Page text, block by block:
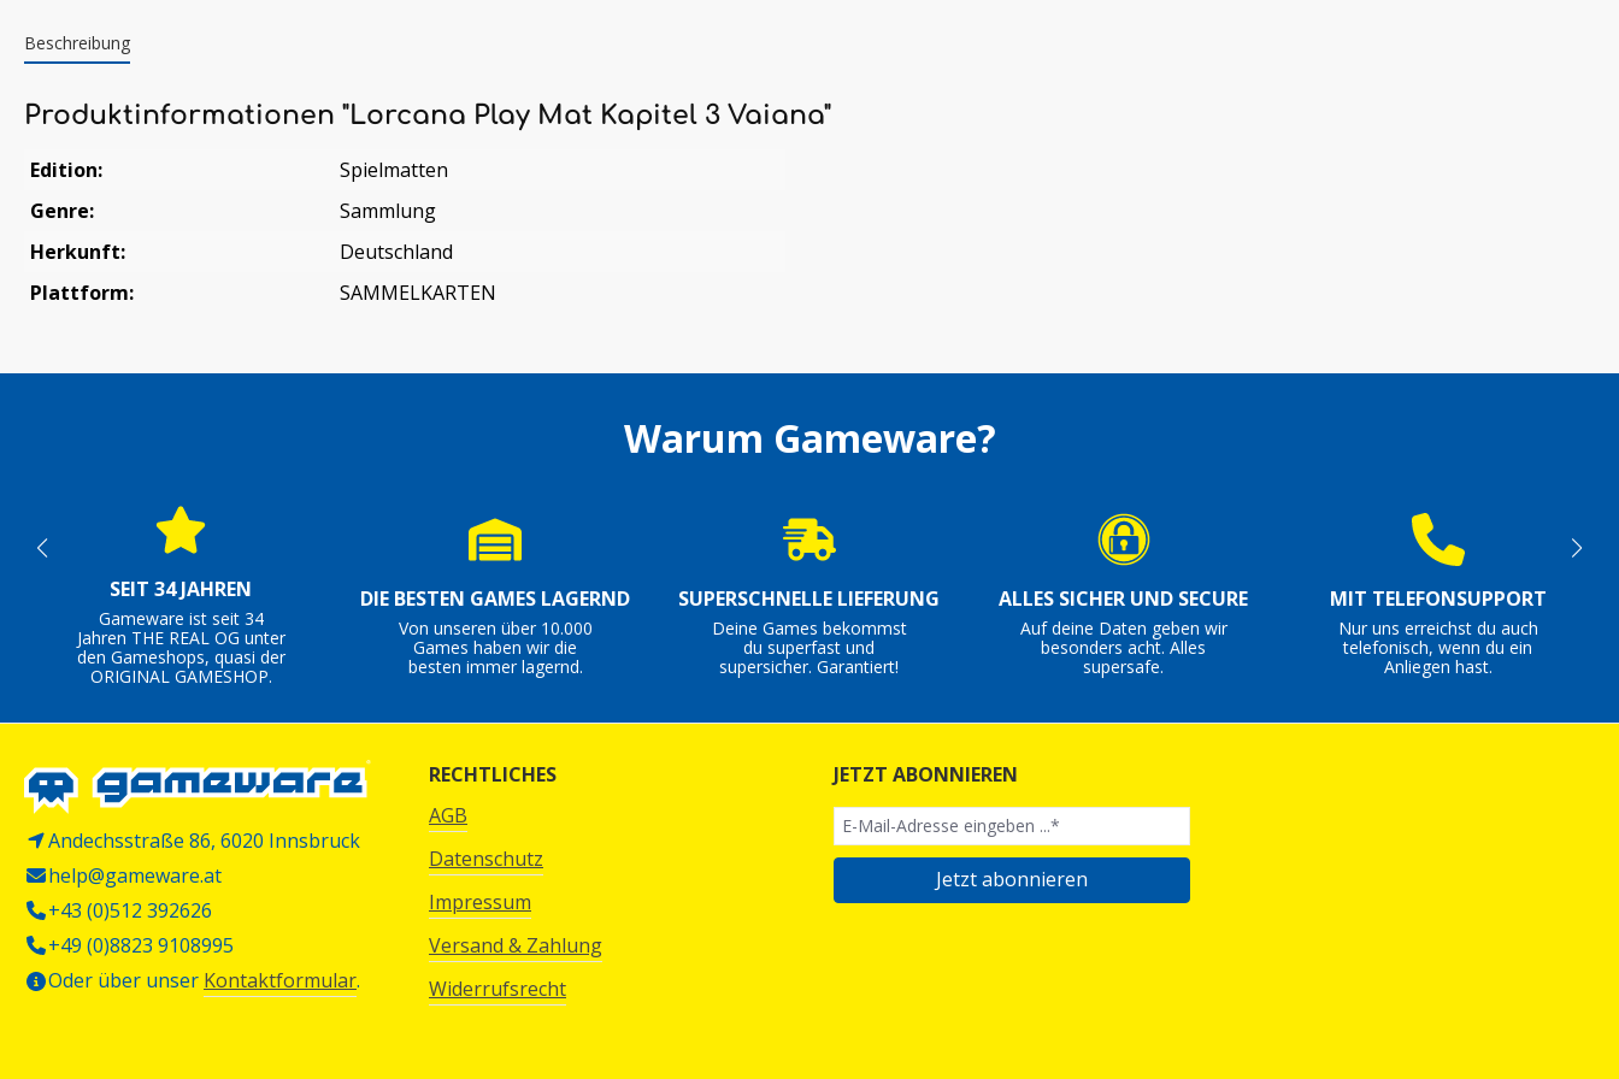
Beschreibung
Produktinformationen "Lorcana Play Mat Kapitel 3 Vaiana"
Edition:
Spielmatten
Genre:
Sammlung
Herkunft:
Deutschland
Plattform:
SAMMELKARTEN
Warum Gameware?
SEIT 34 JAHREN
Gameware ist seit 34
Jahren THE REAL OG unter
den Gameshops, quasi der
ORIGINAL GAMESHOP.
DIE BESTEN GAMES LAGERND
Von unseren über 10.000
Games haben wir die
besten immer lagernd.
SUPERSCHNELLE LIEFERUNG
Deine Games bekommst
du superfast und
supersicher. Garantiert!
ALLES SICHER UND SECURE
Auf deine Daten geben wir
besonders acht. Alles
supersafe.
MIT TELEFONSUPPORT
Nur uns erreichst du auch
telefonisch, wenn du ein
Anliegen hast.
Andechsstraße 86, 6020 Innsbruck
help@gameware.at
+43 (0)512 392626
+49 (0)8823 9108995
Oder über unser Kontaktformular.
RECHTLICHES
AGB
Datenschutz
Impressum
Versand & Zahlung
Widerrufsrecht
JETZT ABONNIEREN
Jetzt abonnieren